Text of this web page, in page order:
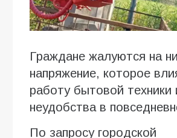
Граждане жалуются на
напряжение, которое
работу бытовой техники
неудобства в
По запросу городской